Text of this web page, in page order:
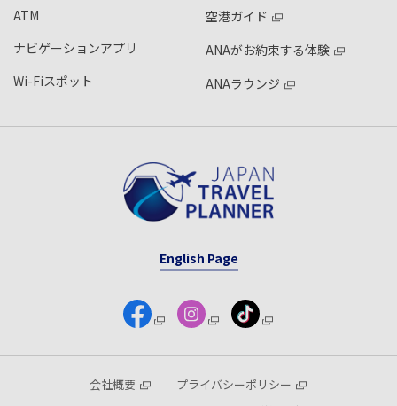
ATM
ナビゲーションアプリ
Wi-Fiスポット
空港ガイド
ANAがお約束する体験
ANAラウンジ
English Page
会社概要
プライバシーポリシー